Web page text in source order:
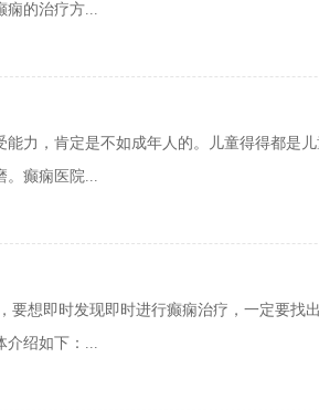
痫的治疗方...
力，肯定是不如成年人的。儿童得得都是
。癫痫医院...
要想即时发现即时进行癫痫治疗，一定要找
介绍如下：...